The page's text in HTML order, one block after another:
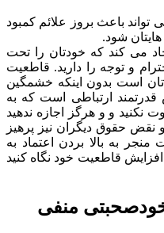
باعث بروز علائم کمبود
شود.
می کند که خودتان را تحت
و توجه را دارید. قاطعیت
است بدون اینکه خشمگین
ارتباطی است که به
و و هرگز اجازه ندهید
حقوق دیگران نیز پرهیز
به بالا بردن اعتماد به
قاطعیت خود نگاه کنید
منفی